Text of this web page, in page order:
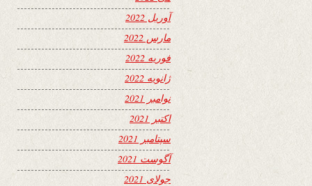
آوریل 2022
مارس 2022
فوریه 2022
ژانویه 2022
نوامبر 2021
اکتبر 2021
سپتامبر 2021
آگوست 2021
جولای 2021